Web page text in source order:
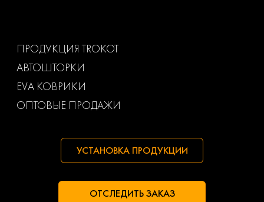
Маз
ПРОДУКЦИЯ TROKOT
АВТОШТОРКИ
EVA КОВРИКИ
ОПТОВЫЕ ПРОДАЖИ
УСТАНОВКА ПРОДУКЦИИ
ОТСЛЕДИТЬ ЗАКАЗ